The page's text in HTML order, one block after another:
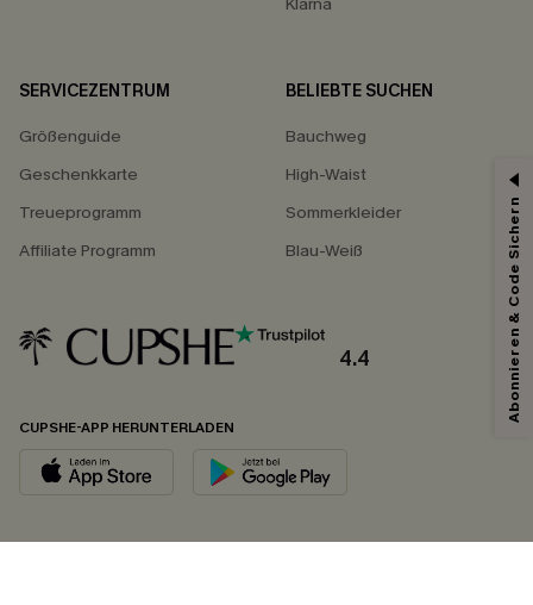
SERVICEZENTRUM
Größenguide
Geschenkkarte
Treueprogramm
Affiliate Programm
BELIEBTE SUCHEN
Bauchweg
High-Waist
Sommerkleider
Blau-Weiß
4.4
CUPSHE-APP HERUNTERLADEN
Abonnieren & Code Sichern